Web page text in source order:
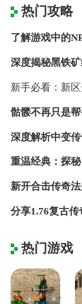
热门攻略
深度揭秘黑铁
重温经典：探
新开合击传奇
分享1.76复古
热门游戏